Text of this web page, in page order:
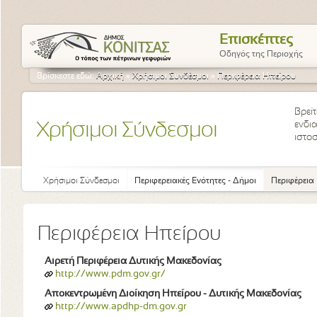
Επισκέπτες
Οδηγός της Περιοχής
Βρίσκεστε εδώ:Αρχική » Χρήσιμοι Συνδέσμοι » Περιφέρεια Ηπείρου
Χρήσιμοι Σύνδεσμοι
Χρήσιμοι Σύνδεσμοι Περιφερειακές Ενότητες - Δήμοι
Περιφέρεια Ηπείρου
Αιρετή Περιφέρεια Δυτικής Μακεδονίας
http://www.pdm.gov.gr/
Αποκεντρωμένη Διοίκηση Ηπείρου - Δυτικής Μακεδονίας
http://www.apdhp-dm.gov.gr